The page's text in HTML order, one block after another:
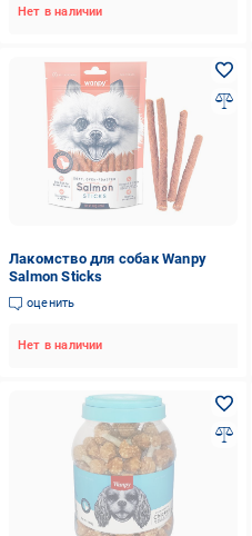
Нет в наличии
Лакомство для собак Wanpy
Salmon Sticks
оценить
Нет в наличии